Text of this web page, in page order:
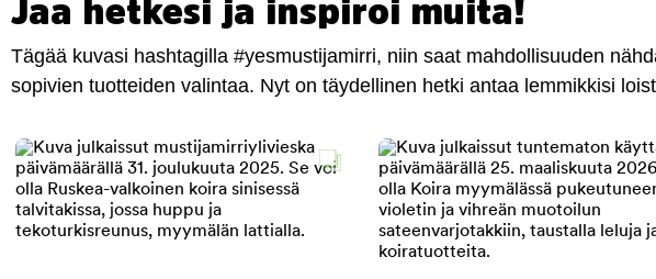
Jaa hetkesi ja inspiroi muita!
Tägää kuvasi hashtagilla #yesmustijamirri, niin saat mahdollisuuden
sopivien tuotteiden valintaa. Nyt on täydellinen hetki antaa lemmikkisi